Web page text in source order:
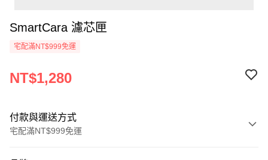
SmartCara 濾芯匣
宅配滿NT$999免運
NT$1,280
付款與運送方式
宅配滿NT$999免運